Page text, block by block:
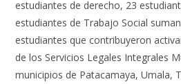
estudiantes de derecho, 23
estudiantes de Trabajo Social
estudiantes que contribuyeron
de los Servicios Legales Integrales
municipios de Patacamaya, Umala,